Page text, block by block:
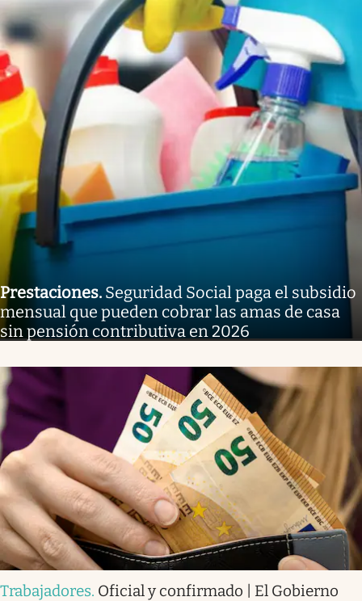
Prestaciones. Seguridad Social paga el subsidio
mensual que pueden cobrar las amas de casa
sin pensión contributiva en 2026
Trabajadores. Oficial y confirmado | El Gobierno